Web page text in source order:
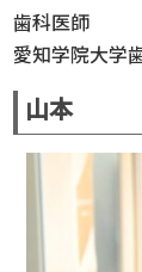
歯科医師
愛知学院大学
山本